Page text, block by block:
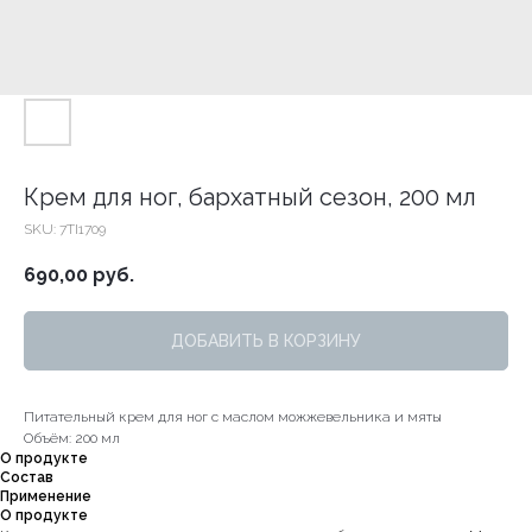
Крем для ног, бархатный сезон, 200 мл
SKU: 7TI1709
690,00 руб.
ДОБАВИТЬ В КОРЗИНУ
Питательный крем для ног с маслом можжевельника и мяты
Объём: 200 мл
О продукте
Состав
Применение
О продукте